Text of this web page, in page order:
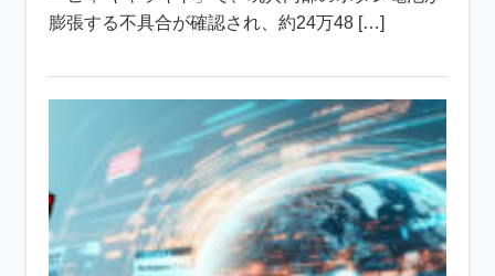
膨張する不具合が確認され、約24万48 […]